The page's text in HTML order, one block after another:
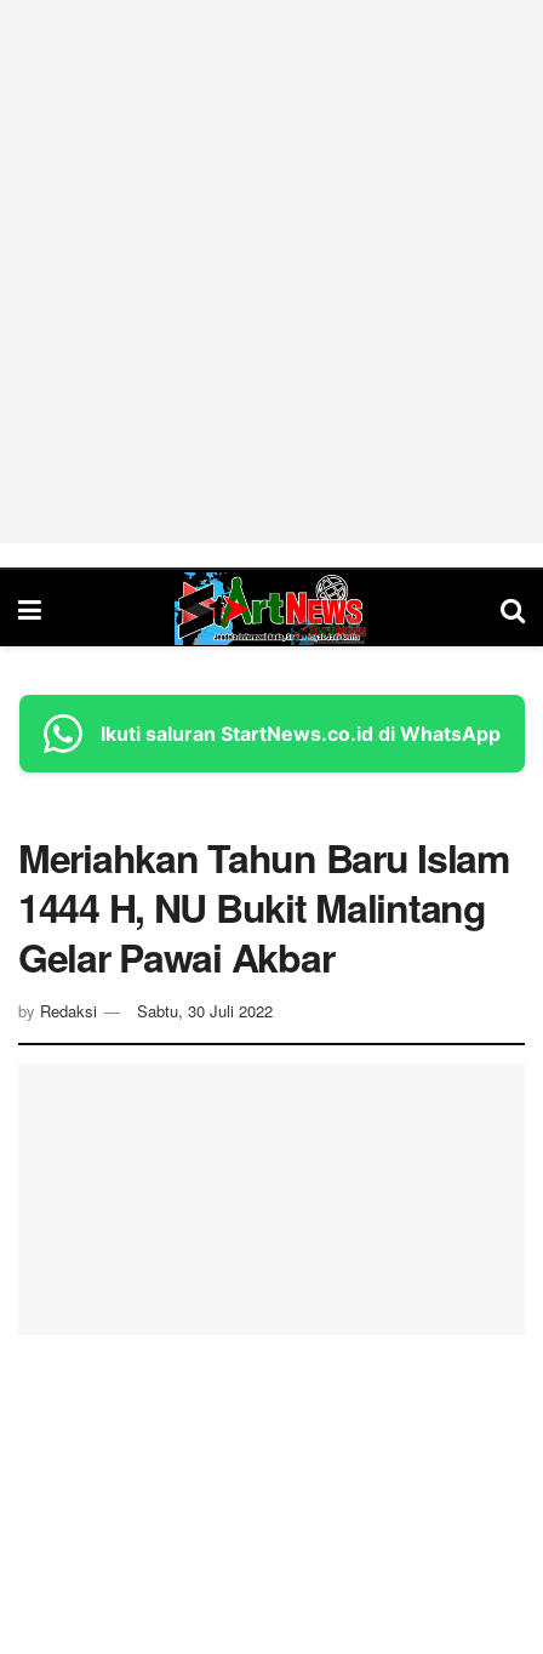
Ikuti saluran StartNews.co.id di WhatsApp
Meriahkan Tahun Baru Islam
1444 H, NU Bukit Malintang
Gelar Pawai Akbar
by Redaksi Sabtu, 30 Juli 2022